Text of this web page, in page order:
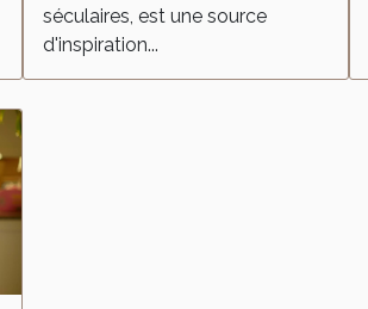
séculaires, est une source
d'inspiration...